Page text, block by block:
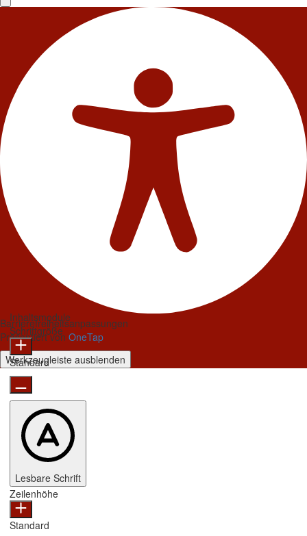
Barrierefreiheitsanpassungen
Präsentiert von OneTap
Werkzeugleiste ausblenden
Inhaltsmodule
Schriftgröße
Standard
Lesbare Schrift
Zeilenhöhe
Standard